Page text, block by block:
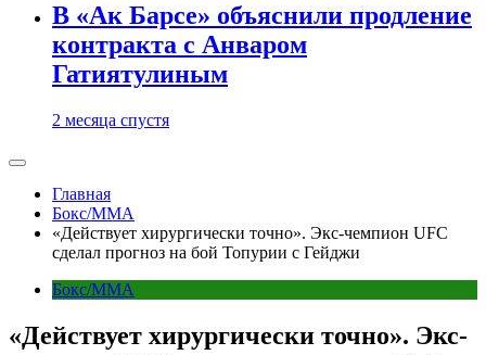
В «Ак Барсе» объяснили продление
контракта с Анваром
Гатиятулиным
2 месяца спустя
Главная
Бокс/MMA
«Действует хирургически точно». Экс-чемпион UFC
сделал прогноз на бой Топурии с Гейджи
Бокс/MMA
«Действует хирургически точно». Экс-